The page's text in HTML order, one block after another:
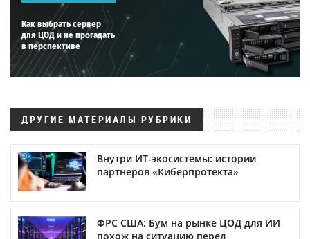
Как выбрать сервер
для ЦОД и не прогадать
в перспективе
ДРУГИЕ МАТЕРИАЛЫ РУБРИКИ
Внутри ИТ-экосистемы: истории
партнеров «Киберпротекта»
ФРС США: Бум на рынке ЦОД для ИИ
похож на ситуацию перед